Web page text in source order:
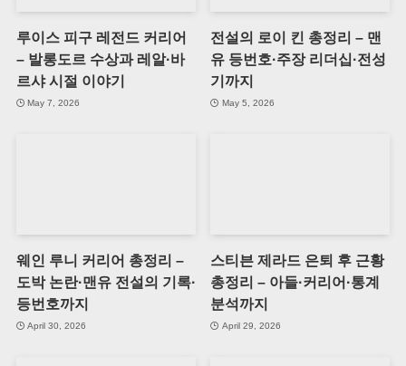
루이스 피구 레전드 커리어
– 발롱도르 수상과 레알·바
르샤 시절 이야기
May 7, 2026
전설의 로이 킨 총정리 – 맨
유 등번호·주장 리더십·전성
기까지
May 5, 2026
웨인 루니 커리어 총정리 –
도박 논란·맨유 전설의 기록·
등번호까지
April 30, 2026
스티븐 제라드 은퇴 후 근황
총정리 – 아들·커리어·통계
분석까지
April 29, 2026